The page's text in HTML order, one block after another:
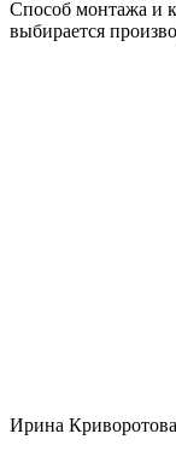
Способ монтажа и
выбирается
Ирина Криворотова